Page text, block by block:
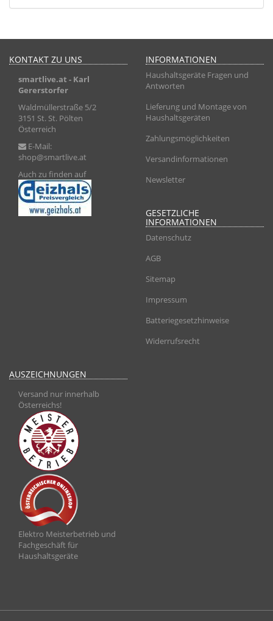
KONTAKT ZU UNS
smartlive.at - Karl
Gererstorfer
Waldmüllerstraße 5/2
3151 St. St. Pölten
Österreich
E-Mail:
shop@smartlive.at
Auch zu finden auf
INFORMATIONEN
Haushaltsgeräte Fragen und
Antworten
Lieferung und Montage von
Haushaltsgeräten
Zahlungsmöglichkeiten
Versandinformationen
Newsletter
GESETZLICHE
INFORMATIONEN
Datenschutz
AGB
Sitemap
Impressum
Batteriegesetzhinweise
Widerrufsrecht
AUSZEICHNUNGEN
Versand nur innerhalb
Österreichs!
Elektro Meisterbetrieb und
Fachgeschäft für
Haushaltsgeräte